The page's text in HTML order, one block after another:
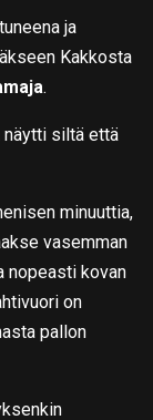
ja
Kakkosta
.
näytti siltä että
minuuttia,
vasemman
nopeasti kovan
on
pallon